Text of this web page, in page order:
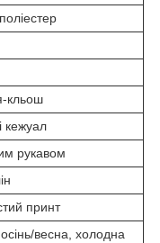
кльош
кежуал
рукавом
принт
весна, холодна